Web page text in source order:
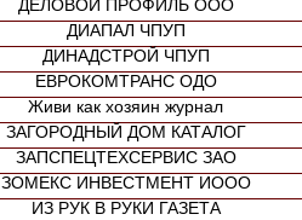
ДЕЛОВОЙ ПРОФИЛЬ ООО
ДИАПАЛ ЧПУП
ДИНАДСТРОЙ ЧПУП
ЕВРОКОМТРАНС ОДО
Живи как хозяин журнал
ЗАГОРОДНЫЙ ДОМ КАТАЛОГ
ЗАПСПЕЦТЕХСЕРВИС ЗАО
ЗОМЕКС ИНВЕСТМЕНТ ИООО
ИЗ РУК В РУКИ ГАЗЕТА